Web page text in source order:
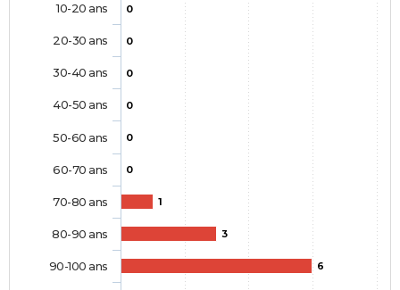
0
0
0
0
0
0
1
3
6
10-20 ans
20-30 ans
30-40 ans
40-50 ans
50-60 ans
60-70 ans
70-80 ans
80-90 ans
90-100 ans